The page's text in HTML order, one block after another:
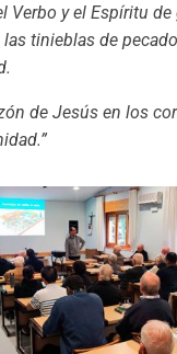
Verbo y el Espíritu de
tinieblas de
de Jesús en los